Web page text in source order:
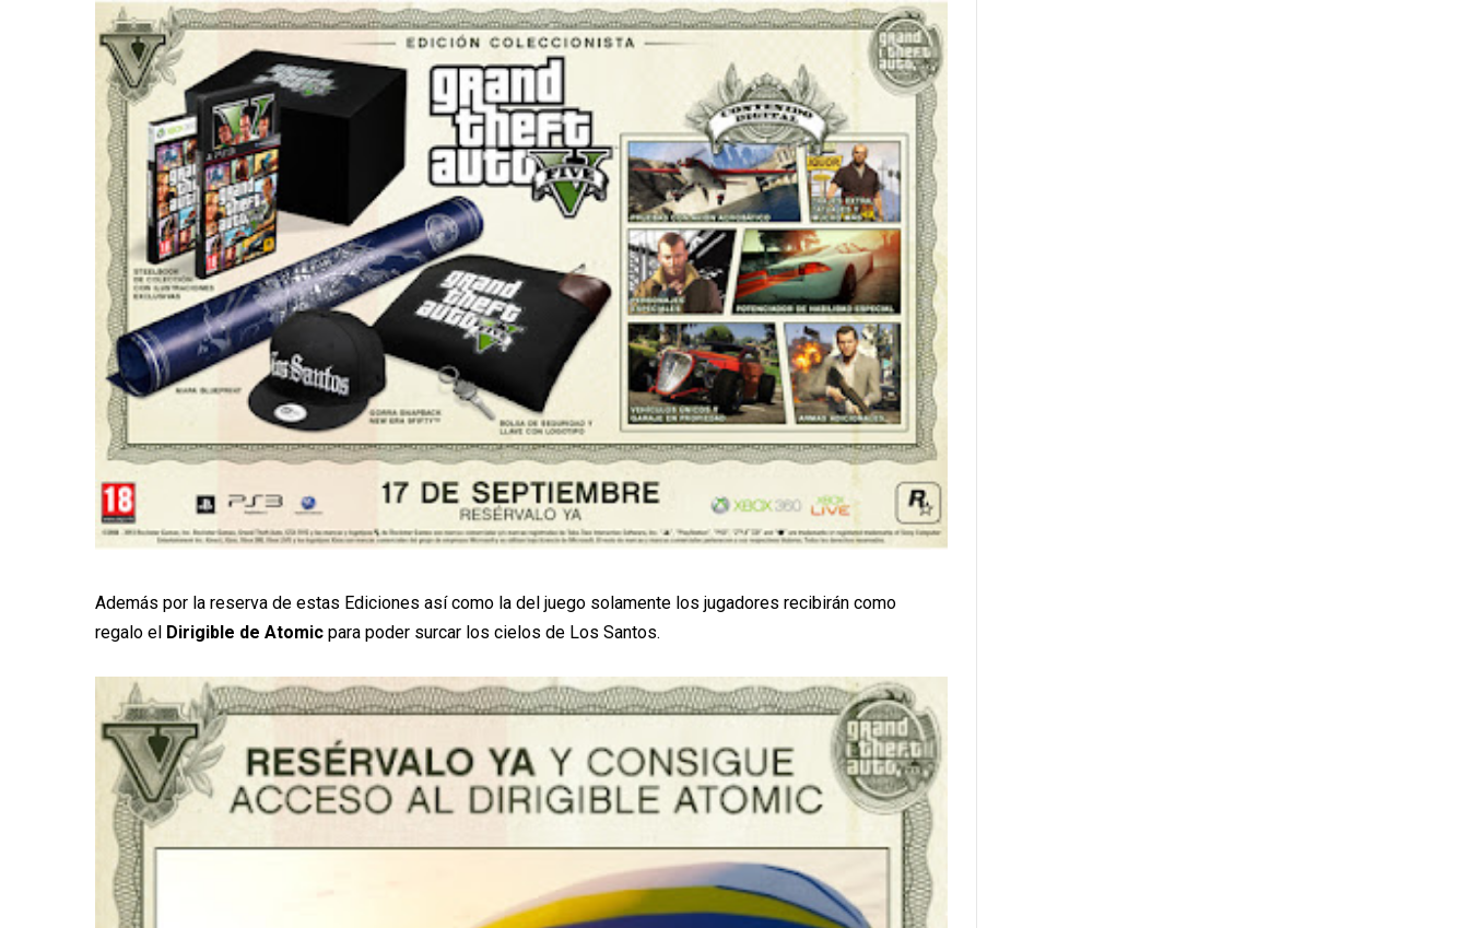
Además por la reserva de estas Ediciones así como la del juego solamente los jugadores recibirán como
regalo el Dirigible de Atomic para poder surcar los cielos de Los Santos.